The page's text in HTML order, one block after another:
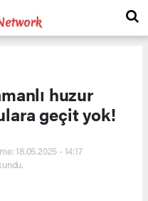
huzur
geçit yok!
18.05.2025 - 14:17